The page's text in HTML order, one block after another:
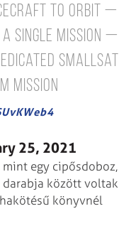
to orbit —
single mission —
SmallSat
mission
25, 2021
egy cipősdoboz,
darabja között voltak
könyvnél